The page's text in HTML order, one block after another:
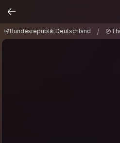
Bundesrepublik Deutschland /